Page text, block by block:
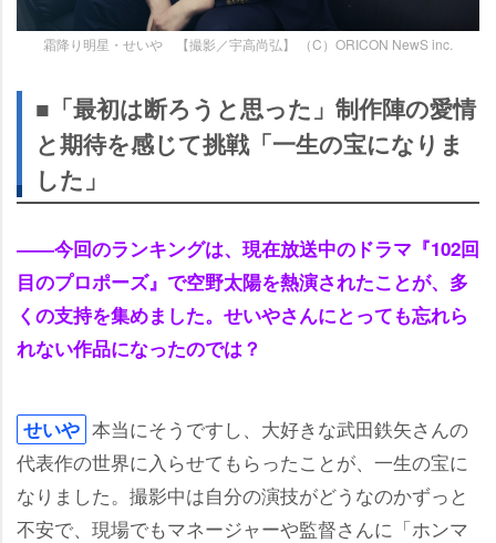
霜降り明星・せいや 【撮影／宇高尚弘】 （C）ORICON NewS inc.
■「最初は断ろうと思った」制作陣の愛情
と期待を感じて挑戦「一生の宝になりま
した」
――今回のランキングは、現在放送中のドラマ『102回
目のプロポーズ』で空野太陽を熱演されたことが、多
くの支持を集めました。せいやさんにとっても忘れら
れない作品になったのでは？
せい 本当にそうですし、大好きな武田鉄矢さんの
代表作の世界に入らせてもらったことが、一生の宝に
なりました。撮影中は自分の演技がどうなのかずっと
不安で、現場でもマネージャーや監督さんに「ホンマ